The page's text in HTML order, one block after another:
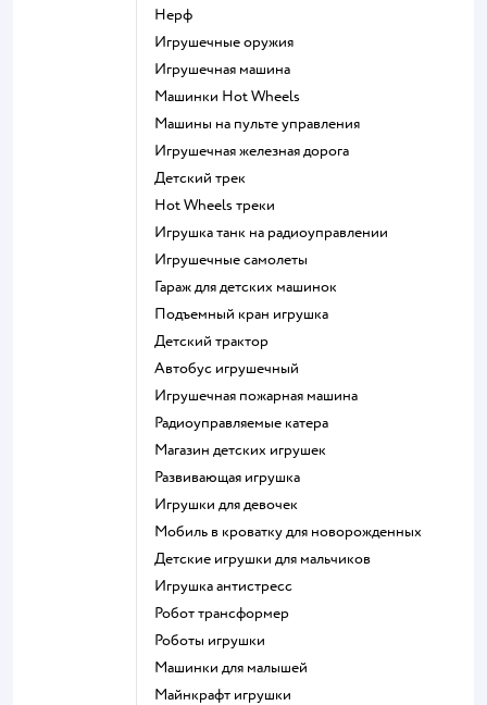
Нерф
Игрушечные оружия
Игрушечная машина
Машинки Hot Wheels
Машины на пульте управления
Игрушечная железная дорога
Детский трек
Hot Wheels треки
Игрушка танк на радиоуправлении
Игрушечные самолеты
Гараж для детских машинок
Подъемный кран игрушка
Детский трактор
Автобус игрушечный
Игрушечная пожарная машина
Радиоуправляемые катера
Магазин детских игрушек
Развивающая игрушка
Игрушки для девочек
Мобиль в кроватку для новорожденных
Детские игрушки для мальчиков
Игрушка антистресс
Робот трансформер
Роботы игрушки
Машинки для малышей
Майнкрафт игрушки